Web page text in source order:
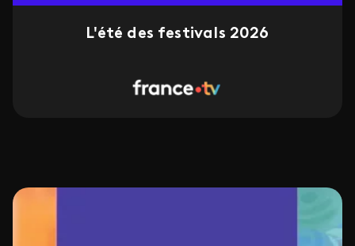
L'été des festivals 2026